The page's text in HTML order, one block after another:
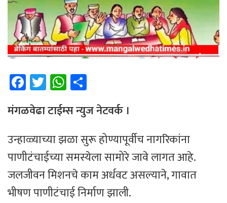
Fa
ce
b
o
ok
T
wi
tt
er
W
h
at
sA
p
p
ar
e
मंगळवेढा टाईम्स न्युज नेटवर्क ।
उन्हाळ्याच्या झळा सुरू होण्यापूर्वीच नागरिकांना
पाणीटंचाईच्या समस्येला सामोरे जावे लागत आहे.
जलजीवन मिशनचे काम अर्धवट असल्याने, गावात
भीषण पाणीटंचाई निर्माण झाली.